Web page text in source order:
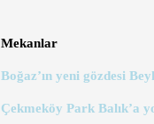
Mekanlar
Boğaz’ın yeni gözdesi
Çekmeköy Park Balık’a